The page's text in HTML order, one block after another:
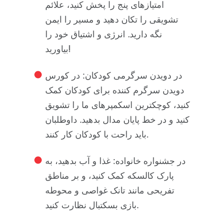
امتیازهای پنج را پخش کنید، علائم
تشویقی را تکان دهید و مسیر را ایمن
نگه دارید. انرژی و اشتیاق خود را
بیاورید!
در دویدن سرگرمی کودکان: در کورس
دویدن سرگرم کننده برای کودکان کمک
کنید، کوچکترین اسکمپرهای ما را تشویق
کنید و در خط پایان مدال بدهید. داوطلبان
باید راحت با کودکان کار کنند.
در جشنواره خانواده: غذا و آب بدهید، به
پارک کالسکه کمک کنید، و بر مناطق
تفریحی مانند تانک غواصی و محوطه
بازی بسکتبال نظارت کنید.